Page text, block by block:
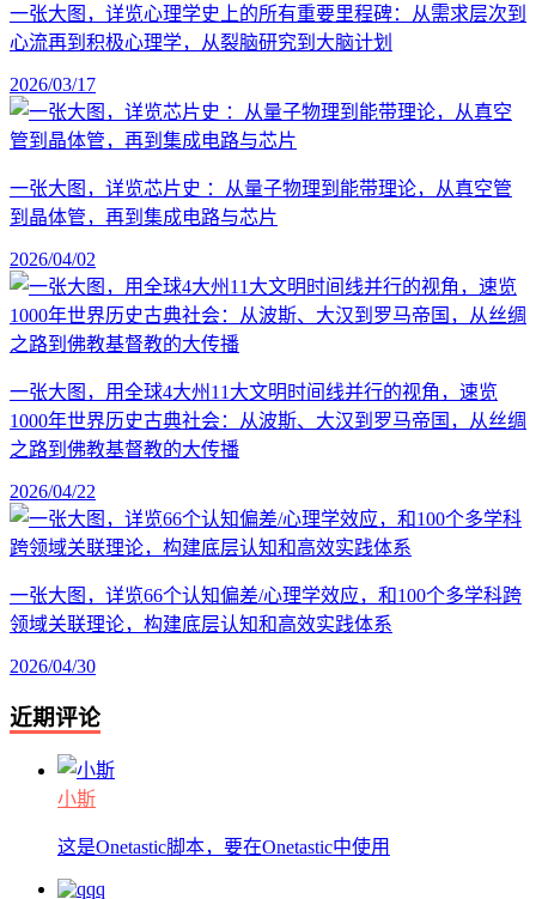
一张大图，详览心理学史上的所有重要里程碑：从需求层次到
心流再到积极心理学，从裂脑研究到大脑计划
2026/03/17
一张大图，详览芯片史 ：从量子物理到能带理论，从真空管
到晶体管，再到集成电路与芯片
2026/04/02
一张大图，用全球4大州11大文明时间线并行的视角，速览
1000年世界历史古典社会：从波斯、大汉到罗马帝国，从丝绸
之路到佛教基督教的大传播
2026/04/22
一张大图，详览66个认知偏差/心理学效应，和100个多学科跨
领域关联理论，构建底层认知和高效实践体系
2026/04/30
近期评论
小斯
这是Onetastic脚本，要在Onetastic中使用